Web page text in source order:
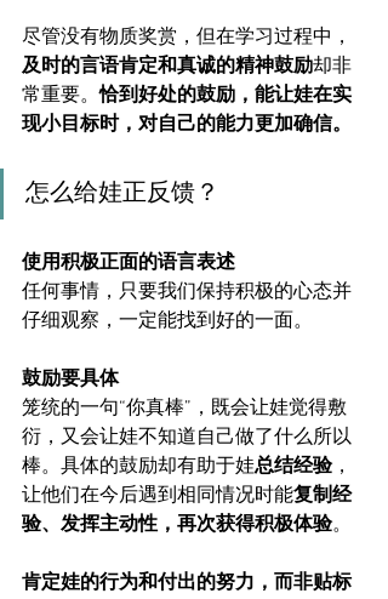
尽管没有物质奖赏，但在学习过程中，
及时的言语肯定和真诚的精神鼓励却非
常重要。恰到好处的鼓励，能让娃在实
现小目标时，对自己的能力更加确信。
怎么给娃正反馈？
使用积极正面的语言表述
任何事情，只要我们保持积极的心态并
仔细观察，一定能找到好的一面。
鼓励要具体
笼统的一句“你真棒”，既会让娃觉得敷
衍，又会让娃不知道自己做了什么所以
棒。具体的鼓励却有助于娃总结经验，
让他们在今后遇到相同情况时能复制经
验、发挥主动性，再次获得积极体验。
肯定娃的行为和付出的努力，而非贴标